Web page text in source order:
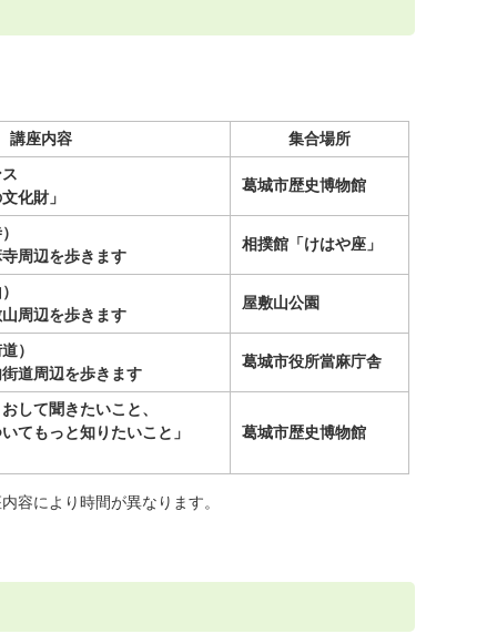
講座内容
集合場所
化財」
葛城市歴史博物館
周辺を歩きます
相撲館「けはや座」
周辺を歩きます
屋敷山公園
）
道周辺を歩きます
葛城市役所當麻庁舎
して聞きたいこと、
てもっと知りたいこと」
葛城市歴史博物館
容により時間が異なります。